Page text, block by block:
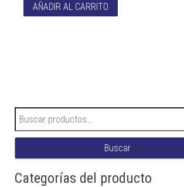
AÑADIR AL CARRITO
Buscar por:
Buscar
Categorías del producto